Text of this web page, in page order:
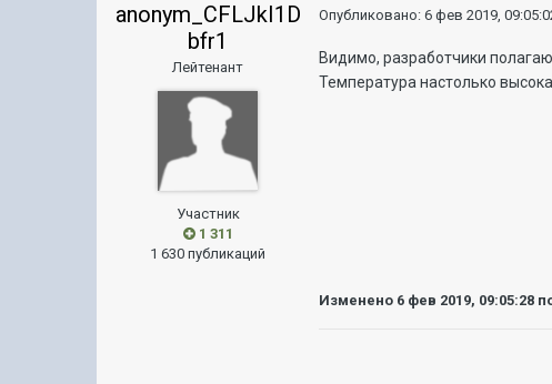
anonym_CFLJkI1D
bfr1
Лейтенант
Участник
1 311
1 630 публикаций
Опубликовано:6 фев 2019,
Видимо, разработчики
Температура настолько
Изменено 6 фев 2019, 09:05:28